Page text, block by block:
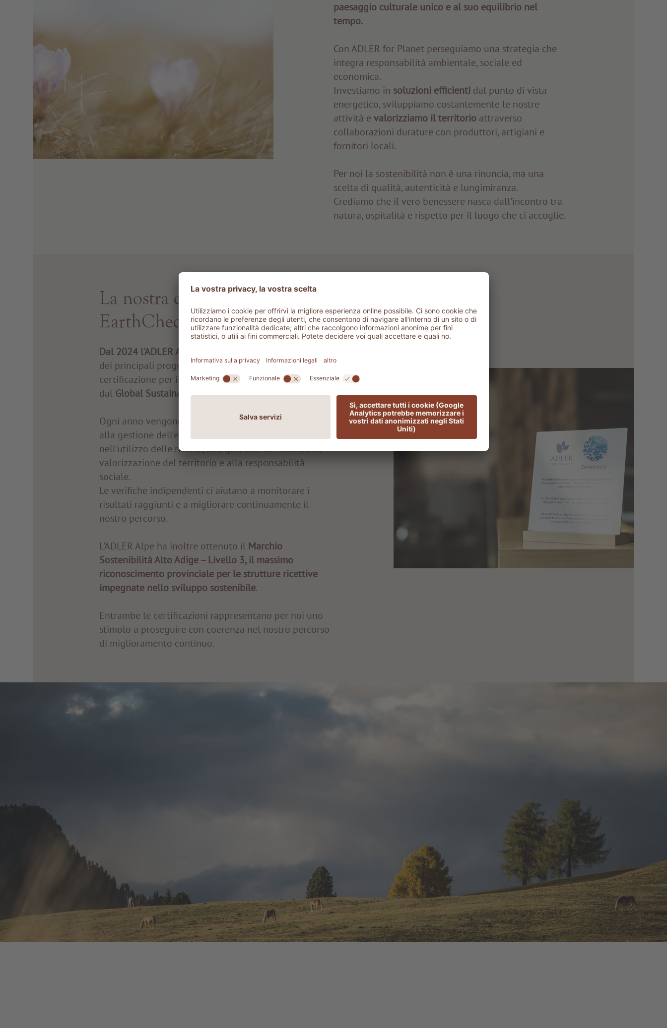
paesaggio culturale unico e al suo equilibrio nel
tempo.
Con ADLER for Planet perseguiamo una strategia che
integra responsabilità ambientale, sociale ed
economica.
Investiamo in soluzioni efficienti dal punto di vista
energetico, sviluppiamo costantemente le nostre
attività e valorizziamo il territorioattraverso
collaborazioni durature con produttori, artigiani e
fornitori locali.
Per noi la sostenibilità non è una rinuncia, ma una
scelta di qualità, autenticità e lungimiranza.
Crediamo che il vero benessere nasca dall'incontro tra
natura, ospitalità e rispetto per il luogo che ci accoglie.
La nostra certificazione
EarthCheck
Dal 2024 l'ADLER Alpe è certificato EarthCheck,
dei principali programmi internazionali di
certificazione per il turismo sostenibile, riconosciuto
dal Global Sustainable Tourism Council (GSTC).
Ogni anno vengono valutati criteri misurabili relativi
alla gestione dell'energia e dell'acqua, all'efficienza
nell'utilizzo delle risorse, alla gestione dei rifiuti, alla
valorizzazione del territorio e alla responsabilità
sociale.
Le verifiche indipendenti ci aiutano a monitorare i
risultati raggiunti e a migliorare continuamente il
nostro percorso.
L'ADLER Alpe ha inoltre ottenuto il Marchio
Sostenibilità Alto Adige – Livello 3, il massimo
riconoscimento provinciale per le strutture ricettive
impegnate nello sviluppo sostenibile.
Entrambe le certificazioni rappresentano per noi uno
stimolo a proseguire con coerenza nel nostro percorso
di miglioramento continuo.